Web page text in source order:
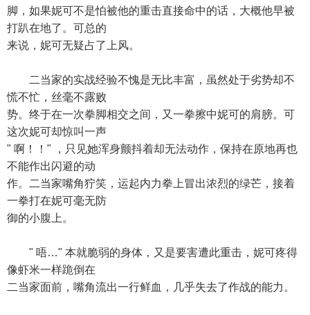
脚，如果妮可不是怕被他的重击直接命中的话，大概他早被
打趴在地了。可总的
来说，妮可无疑占了上风。
二当家的实战经验不愧是无比丰富，虽然处于劣势却不
慌不忙，丝毫不露败
势。终于在一次拳脚相交之间，又一拳擦中妮可的肩膀。可
这次妮可却惊叫一声
" 啊！！" ，只见她浑身颤抖着却无法动作，保持在原地再也
不能作出闪避的动
作。二当家嘴角狞笑，运起内力拳上冒出浓烈的绿芒，接着
一拳打在妮可毫无防
御的小腹上。
" 唔…" 本就脆弱的身体，又是要害遭此重击，妮可疼得
像虾米一样跪倒在
二当家面前，嘴角流出一行鲜血，几乎失去了作战的能力。